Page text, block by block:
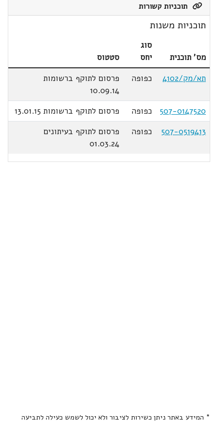
תוכניות קשורות
תוכניות משנות
מס' תוכנית
סוג
יחס
סטטוס
תא/מק/4102
כפופה
פרסום לתוקף ברשומות
10.09.14
507-0147520
כפופה
פרסום לתוקף ברשומות 13.01.15
507-0519413
כפופה
פרסום לתוקף בעיתונים
01.03.24
* המידע באתר ניתן כשירות לציבור ולא יכול לשמש כעילה לתביעה